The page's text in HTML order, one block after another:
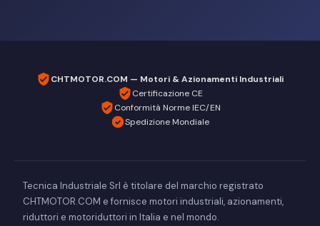
CHTMOTOR.COM — Motori & Azionamenti Industriali
Certificazione CE
Conformità Norme IEC/EN
Spedizione Mondiale
Tecnica Industriale Srl è titolare del marchio registrato
CHTMOTOR.COM e fornisce motori industriali, azionamenti,
riduttori e motoriduttori in Italia e nel mondo.